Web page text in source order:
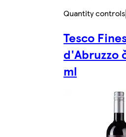
Quantity controls
Tesco
d'Abruzzo
ml